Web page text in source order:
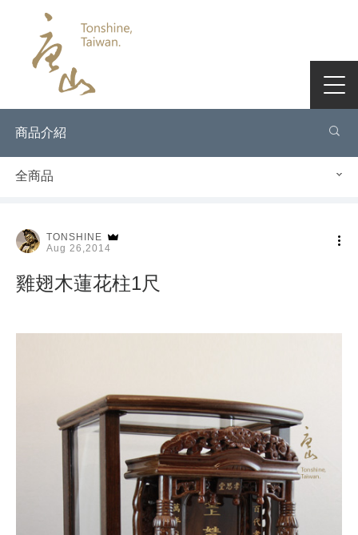
商品介紹
全商品
TONSHINE
Aug 26,2014
雞翅木蓮花柱1尺